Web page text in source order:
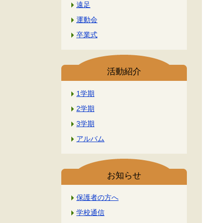
遠足
運動会
卒業式
活動紹介
1学期
2学期
3学期
アルバム
お知らせ
保護者の方へ
学校通信